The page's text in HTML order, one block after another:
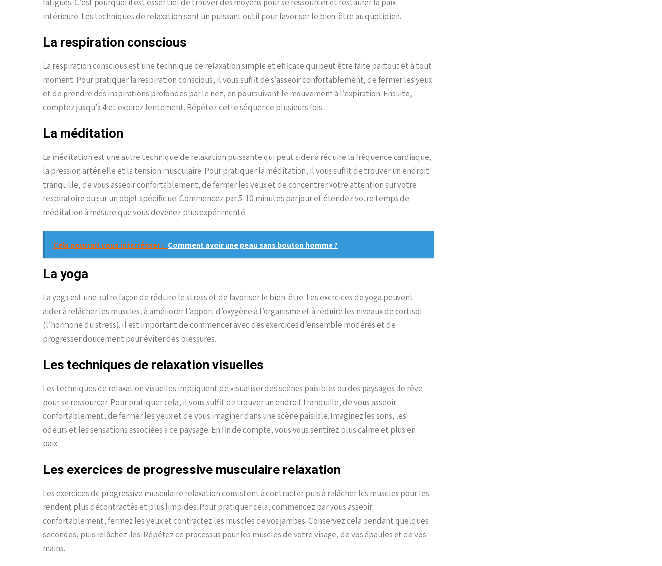
fatigués. C’est pourquoi il est essentiel de trouver des moyens pour se ressourcer et restaurer la paix
intérieure. Les techniques de relaxation sont un puissant outil pour favoriser le bien-être au quotidien.
La respiration conscious
La respiration conscious est une technique de relaxation simple et efficace qui peut être faite partout et à tout
moment. Pour pratiquer la respiration conscious, il vous suffit de s’asseoir confortablement, de fermer les yeux
et de prendre des inspirations profondes par le nez, en poursuivant le mouvement à l’expiration. Ensuite,
comptez jusqu’à 4 et expirez lentement. Répétez cette séquence plusieurs fois.
La méditation
La méditation est une autre technique de relaxation puissante qui peut aider à réduire la fréquence cardiaque,
la pression artérielle et la tension musculaire. Pour pratiquer la méditation, il vous suffit de trouver un endroit
tranquille, de vous asseoir confortablement, de fermer les yeux et de concentrer votre attention sur votre
respiratoire ou sur un objet spécifique. Commencez par 5-10 minutes par jour et étendez votre temps de
méditation à mesure que vous devenez plus expérimenté.
Cela pourrait vous interrésser : Comment avoir une peau sans bouton homme ?
La yoga
La yoga est une autre façon de réduire le stress et de favoriser le bien-être. Les exercices de yoga peuvent
aider à relâcher les muscles, à améliorer l’apport d’oxygène à l’organisme et à réduire les niveaux de cortisol
(l’hormone du stress). Il est important de commencer avec des exercices d’ensemble modérés et de
progresser doucement pour éviter des blessures.
Les techniques de relaxation visuelles
Les techniques de relaxation visuelles impliquent de visualiser des scènes paisibles ou des paysages de rêve
pour se ressourcer. Pour pratiquer cela, il vous suffit de trouver un endroit tranquille, de vous asseoir
confortablement, de fermer les yeux et de vous imaginer dans une scène paisible. Imaginez les sons, les
odeurs et les sensations associées à ce paysage. En fin de compte, vous vous sentirez plus calme et plus en
paix.
Les exercices de progressive musculaire relaxation
Les exercices de progressive musculaire relaxation consistent à contracter puis à relâcher les muscles pour les
rendent plus décontractés et plus limpides. Pour pratiquer cela, commencez par vous asseoir
confortablement, fermez les yeux et contractez les muscles de vos jambes. Conservez cela pendant quelques
secondes, puis relâchez-les. Répétez ce processus pour les muscles de votre visage, de vos épaules et de vos
mains.